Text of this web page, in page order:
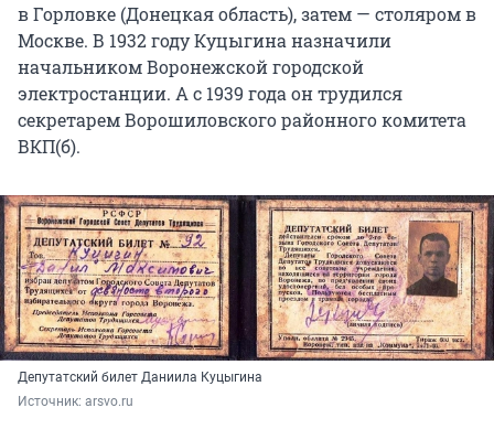
в Горловке (Донецкая область), затем — столяром в
Москве. В 1932 году Куцыгина назначили
начальником Воронежской городской
электростанции. А с 1939 года он трудился
секретарем Ворошиловского районного комитета
ВКП(б).
Депутатский билет Даниила Куцыгина
Источник: arsvo.ru